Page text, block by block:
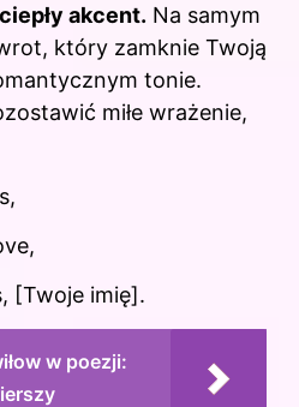
akcent. Na samym
który zamknie Twoją
tonie.
miłe wrażenie,
[Twoje imię].
w poezji: